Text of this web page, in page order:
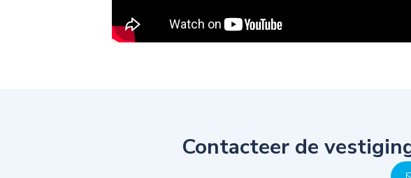
Contacteer de